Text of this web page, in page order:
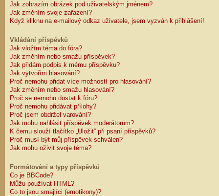
Jak zobrazím obrázek pod uživatelským jménem?
Jak změním svoje zařazení?
Když kliknu na e-mailový odkaz uživatele, jsem vyzván k přihlášení!
Vkládání příspěvků
Jak vložím téma do fóra?
Jak změním nebo smažu příspěvek?
Jak přidám podpis k mému příspěvku?
Jak vytvořím hlasování?
Proč nemohu přidat více možností pro hlasování?
Jak změním nebo smažu hlasování?
Proč se nemohu dostat k fóru?
Proč nemohu přidávat přílohy?
Proč jsem obdržel varování?
Jak mohu nahlásit příspěvek moderátorům?
K čemu slouží tlačítko „Uložit“ při psaní příspěvků?
Proč musí být můj příspěvek schválen?
Jak mohu oživit svoje téma?
Formátování a typy příspěvků
Co je BBCode?
Můžu používat HTML?
Co to jsou smajlíci (emotikony)?